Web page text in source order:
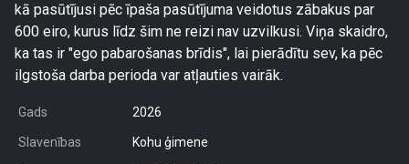
kā pasūtījusi pēc īpaša pasūtījuma veidotus zābakus par
600 eiro, kurus līdz šim ne reizi nav uzvilkusi. Viņa skaidro,
ka tas ir "ego pabarošanas brīdis", lai pierādītu sev, ka pēc
ilgstoša darba perioda var atļauties vairāk.
Gads 2026
Slavenības Kohu ģimene